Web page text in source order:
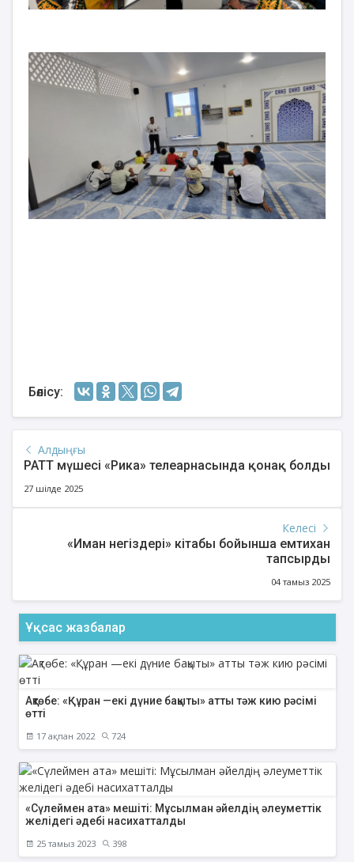
Бөлісу:
Алдыңғы
РАТТ мүшесі «Рика» телеарнасында қонақ болды
27 шілде 2025
Келесі
«Иман негіздері» кітабы бойынша емтихан
тапсырды
04 тамыз 2025
Ұқсас жазбалар
Ақтөбе: «Құран —екі дүние бақыты» атты тәж кию рәсімі
өтті
17 ақпан 2022 724
«Сүлеймен ата» мешіті: Мұсылман әйелдің әлеуметтік
желідегі әдебі насихатталды
25 тамыз 2023 398